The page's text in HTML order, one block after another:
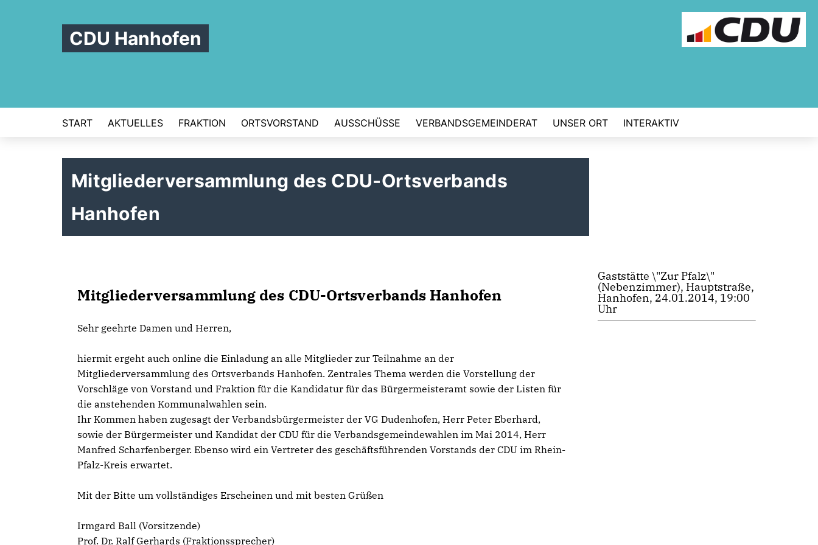
CDU Hanhofen
START AKTUELLES FRAKTION ORTSVORSTAND AUSSCHÜSSE VERBANDSGEMEINDERAT UNSER ORT INTERAKTIV
Mitgliederversammlung des CDU-Ortsverbands
Hanhofen
Mitgliederversammlung des CDU-Ortsverbands Hanhofen
Sehr geehrte Damen und Herren,
hiermit ergeht auch online die Einladung an alle Mitglieder zur Teilnahme an der
Mitgliederversammlung des Ortsverbands Hanhofen. Zentrales Thema werden die Vorstellung der
Vorschläge von Vorstand und Fraktion für die Kandidatur für das Bürgermeisteramt sowie der Listen für
die anstehenden Kommunalwahlen sein.
Ihr Kommen haben zugesagt der Verbandsbürgermeister der VG Dudenhofen, Herr Peter Eberhard,
sowie der Bürgermeister und Kandidat der CDU für die Verbandsgemeindewahlen im Mai 2014, Herr
Manfred Scharfenberger. Ebenso wird ein Vertreter des geschäftsführenden Vorstands der CDU im Rhein-
Pfalz-Kreis erwartet.
Mit der Bitte um vollständiges Erscheinen und mit besten Grüßen
Irmgard Ball (Vorsitzende)
Prof. Dr. Ralf Gerhards (Fraktionssprecher)
Gaststätte \"Zur Pfalz\"
(Nebenzimmer), Hauptstraße,
Hanhofen, 24.01.2014, 19:00
Uhr